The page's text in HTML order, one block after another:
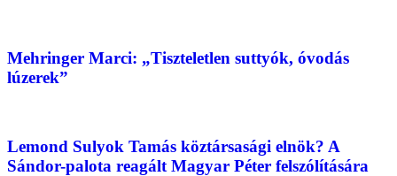
Mehringer Marci: „Tiszteletlen suttyók, óvodás
lúzerek”
Lemond Sulyok Tamás köztársasági elnök? A
Sándor-palota reagált Magyar Péter felszólítására